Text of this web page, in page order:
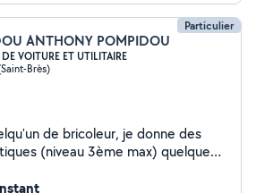
Particulier
ANTHONY POMPIDOU
VOITURE ET UTILITAIRE
Brès)
de bricoleur, je donne des
(niveau 3ème max) quelque
personnes un brin dessinateur